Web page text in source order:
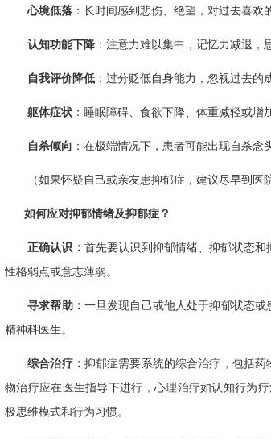
心境低落‌ ：长时间感到悲伤、绝望，对过去喜欢
认知功能下降‌ ：注意力难以集中，记忆力减退，
自我评价降低‌ ：过分贬低自身能力，忽视过去的
‌躯体症状‌ ：睡眠障碍、食欲下降、体重减轻或增
自杀倾向‌ ：在极端情况下，患者可能出现自杀念
（如果怀疑自己或亲友患抑郁症，建议尽早到医
如何应对抑郁情绪及抑郁症？
正确认识‌： 首先要认识到抑郁情绪、抑郁状态
性格弱点或意志薄弱。
寻求帮助‌： 一旦发现自己或他人处于抑郁状态
精神科医生。
‌综合治疗‌： 抑郁症需要系统的综合治疗，包括
物治疗应在医生指导下进行，心理治疗如认知行为疗
极思维模式和行为习惯。